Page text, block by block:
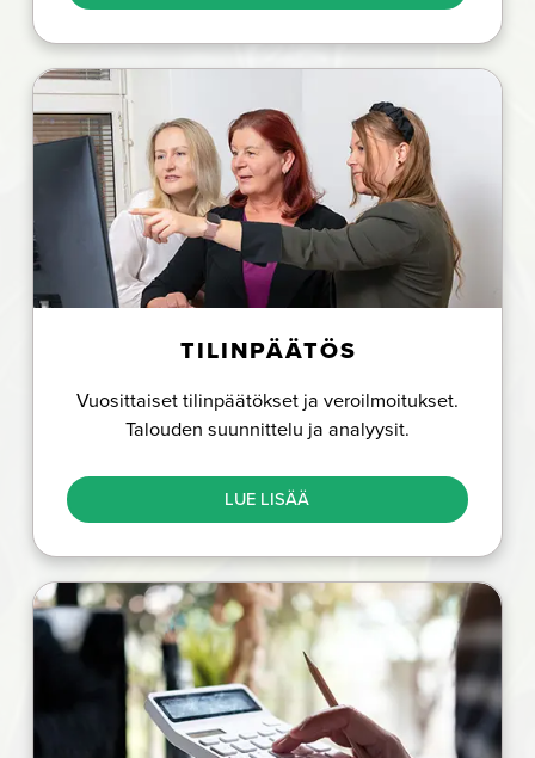
TILINPÄÄTÖS
Vuosittaiset tilinpäätökset ja veroilmoitukset.
Talouden suunnittelu ja analyysit.
LUE LISÄÄ